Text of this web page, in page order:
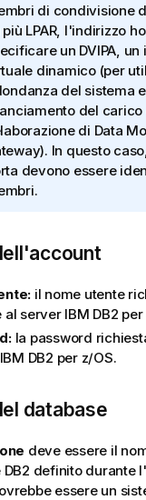
di condivisione
più LPAR, l'indirizzo
un DVIPA, un
dinamico (per
del sistema
del
di Data
). In questo
devono essere
il nome utente
server IBM DB2 per
la password
DB2 per z/OS.
database
deve essere il
DB2 definito durante
essere un